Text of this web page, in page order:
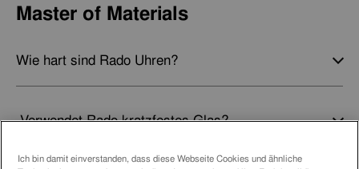
Master of Materials
Wie hart sind Rado Uhren?
Verwendet Rado kratzfestes Glas?
Ich bin damit einverstanden, dass diese Webseite Cookies und ähnliche